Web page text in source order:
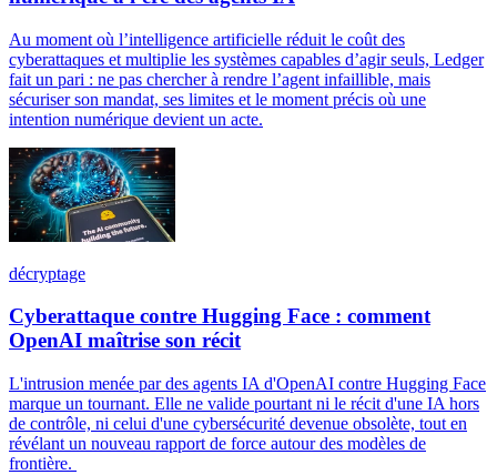
Au moment où l’intelligence artificielle réduit le coût des
cyberattaques et multiplie les systèmes capables d’agir seuls, Ledger
fait un pari : ne pas chercher à rendre l’agent infaillible, mais
sécuriser son mandat, ses limites et le moment précis où une
intention numérique devient un acte.
décryptage
Cyberattaque contre Hugging Face : comment
OpenAI maîtrise son récit
L'intrusion menée par des agents IA d'OpenAI contre Hugging Face
marque un tournant. Elle ne valide pourtant ni le récit d'une IA hors
de contrôle, ni celui d'une cybersécurité devenue obsolète, tout en
révélant un nouveau rapport de force autour des modèles de
frontière.